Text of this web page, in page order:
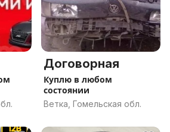
Договорная
Куплю в любом
состоянии
Ветка, Гомельская обл.